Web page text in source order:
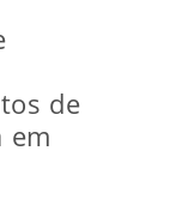
de
em